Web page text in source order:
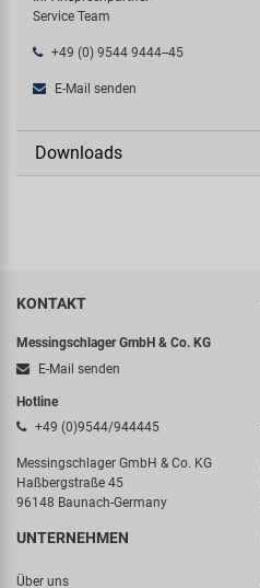
Service Team
+49 (0) 9544 9444--45
E-Mail senden
Downloads
KONTAKT
Messingschlager GmbH & Co. KG
E-Mail senden
Hotline
+49 (0)9544/944445
Messingschlager GmbH & Co. KG
Haßbergstraße 45
96148 Baunach-Germany
UNTERNEHMEN
Über uns